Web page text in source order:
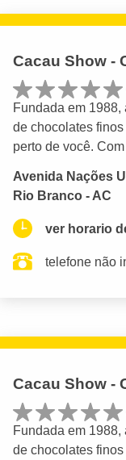
Cacau Show -
Fundada em
de chocolates
perto de você.
Avenida Nações
Rio Branco - AC
ver horario
telefone não
Cacau Show -
Fundada em
de chocolates